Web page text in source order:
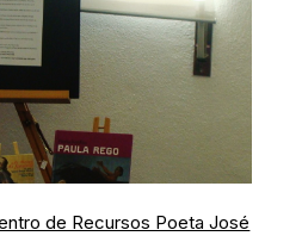
de Recursos Poeta José